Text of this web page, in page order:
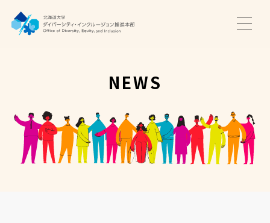
推進本部について
アクセス・お問い合わせ
NEWS